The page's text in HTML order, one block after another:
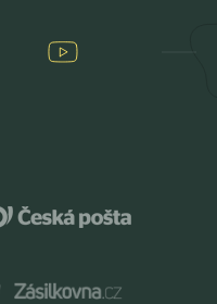
Instagram